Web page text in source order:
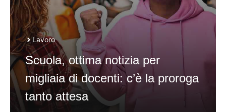
Lavoro
Scuola, ottima notizia per
migliaia di docenti: c’è la proroga
tanto attesa